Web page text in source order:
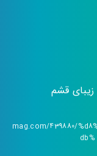
قشم
mag.com/439880/